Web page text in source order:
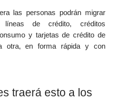
las personas podrán migrar
líneas de crédito, créditos
y tarjetas de crédito de
otra, en forma rápida y con
traerá esto a los